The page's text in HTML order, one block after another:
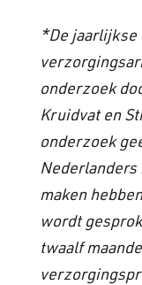
*De jaarlijkse
onderzoek
Kruidvat en
onderzoek
maken
wordt
twaalf